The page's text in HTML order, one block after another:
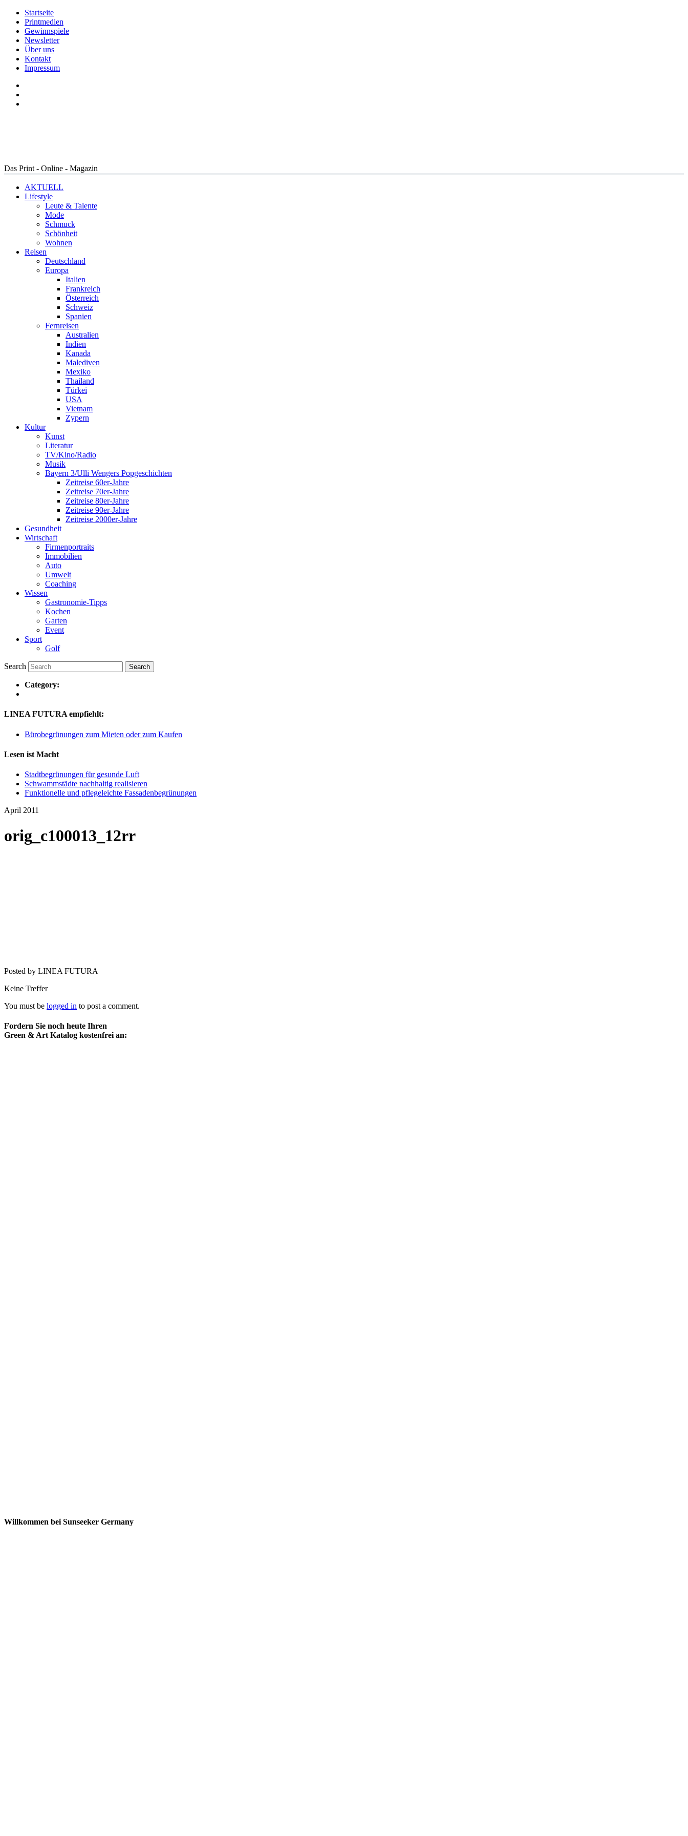
Startseite
Printmedien
Gewinnspiele
Newsletter
Über uns
Kontakt
Impressum
Das Print - Online - Magazin
AKTUELL
Lifestyle
Leute & Talente
Mode
Schmuck
Schönheit
Wohnen
Reisen
Deutschland
Europa
Italien
Frankreich
Österreich
Schweiz
Spanien
Fernreisen
Australien
Indien
Kanada
Malediven
Mexiko
Thailand
Türkei
USA
Vietnam
Zypern
Kultur
Kunst
Literatur
TV/Kino/Radio
Musik
Bayern 3/Ulli Wengers Popgeschichten
Zeitreise 60er-Jahre
Zeitreise 70er-Jahre
Zeitreise 80er-Jahre
Zeitreise 90er-Jahre
Zeitreise 2000er-Jahre
Gesundheit
Wirtschaft
Firmenportraits
Immobilien
Auto
Umwelt
Coaching
Wissen
Gastronomie-Tipps
Kochen
Garten
Event
Sport
Golf
Search
Category:
LINEA FUTURA empfiehlt:
Bürobegrünungen zum Mieten oder zum Kaufen
Lesen ist Macht
Stadtbegrünungen für gesunde Luft
Schwammstädte nachhaltig realisieren
Funktionelle und pflegeleichte Fassadenbegrünungen
April 2011
orig_c100013_12rr
Posted by LINEA FUTURA
Keine Treffer
You must be logged in to post a comment.
Fordern Sie noch heute Ihren
Green & Art Katalog kostenfrei an:
Willkommen bei Sunseeker Germany